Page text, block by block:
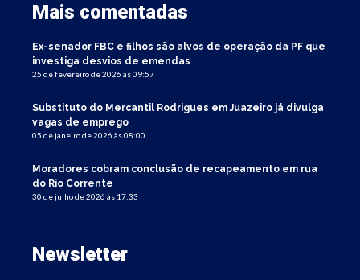
Mais comentadas
Ex-senador FBC e filhos são alvos de operação da PF que
investiga desvios de emendas
25 de fevereiro de 2026 às 09:57
Substituto do Mercantil Rodrigues em Juazeiro já divulga
vagas de emprego
05 de janeiro de 2026 às 08:00
Moradores cobram conclusão de recapeamento em rua
do Rio Corrente
30 de julho de 2026 às 17:33
Newsletter